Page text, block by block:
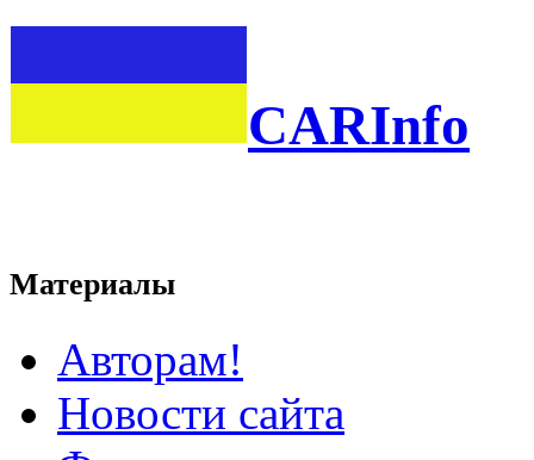
CARInfo
Материалы
Авторам!
Новости сайта